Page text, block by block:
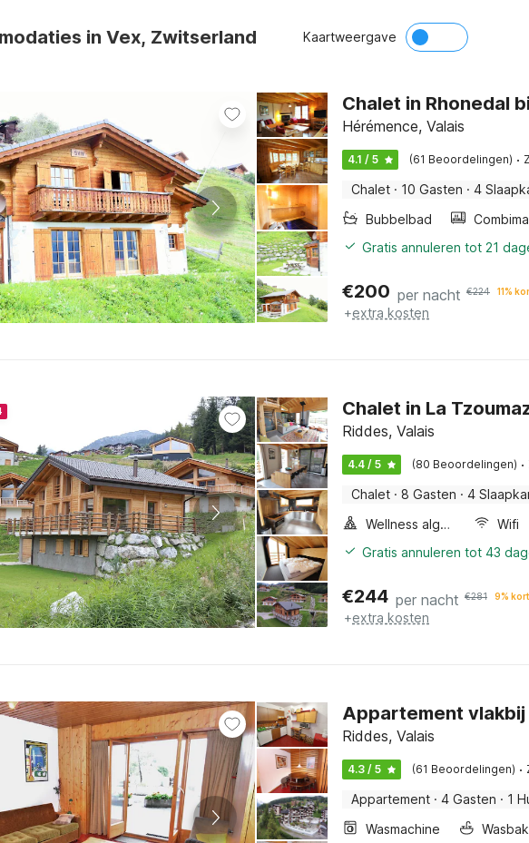
in Vex, Zwitserland Kaartweergave
Chalet in Rhonedal
Hérémence, Valais
4.1 / 5 (61 Beoordelingen) ·
Chalet · 10 Gasten · 4
Bubbelbad
Gratis annuleren tot 21
€200 per nacht €224 11%
+extra kosten
Chalet in La
Riddes, Valais
4.4 / 5 (80 Beoordelingen) ·
Chalet · 8 Gasten · 4
Wellness algemeen
Wifi
Gratis annuleren tot 43
€244 per nacht €281 9%
+extra kosten
Appartement
Riddes, Valais
4.3 / 5 (61 Beoordelingen) ·
Appartement · 4 Gasten · 1
Wasmachine
Wasbak